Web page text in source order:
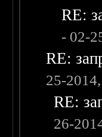
RE:
- 02-
RE:
25-
RE:
26-